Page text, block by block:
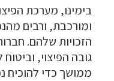
בימינו, מערכת
ומורכבת, ורבים
הזכויות שלהם.
גובה הפיצוי,
ממושך כדי להוכיח